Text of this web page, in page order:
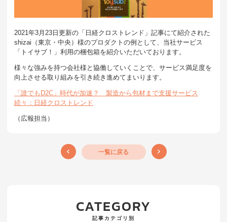
2021年3月23日更新の「日経クロストレンド」記事にて紹介された
shizai（東京・中央）様のプロダクトの例として、当社サービス
「トイサブ！」利用の梱包箱を紹介いただいております。
様々な強みを持つ会社様と協働していくことで、サービス満足度を
向上させる取り組みを引き続き進めてまいります。
「誰でもD2C」時代が加速？ 製造から包材まで支援サービス
続々：日経クロストレンド
（広報担当）
一覧に戻る
CATEGORY
記事カテゴリ別